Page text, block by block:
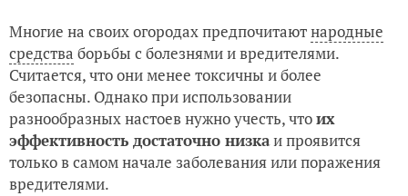
Многие на своих огородах предпочитаютнародные
средства борьбы с болезнями и вредителями.
Считается, что они менее токсичны и более
безопасны. Однако при использовании
разнообразных настоев нужно учесть, чтоих
эффективность достаточно низкаи проявится
только в самом начале заболевания или поражения
вредителями.